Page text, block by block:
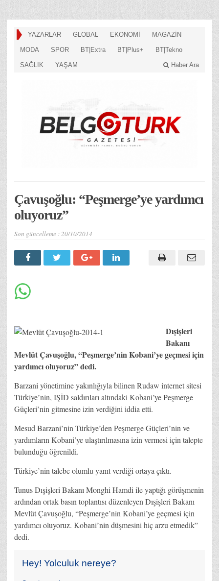
YAZARLAR GLOBAL EKONOMİ MAGAZİN
MODA SPOR BT|Extra BT|Plus+ BT|Tekno
SAĞLIK YAŞAM Haber Ara
Çavuşoğlu: “Peşmerge’ye yardımcı
oluyoruz”
Son güncelleme :20/10/2014
Dışişleri
Bakanı
Mevlüt Çavuşoğlu, “Peşmerge’nin Kobani’ye geçmesi için
yardımcı oluyoruz” dedi.
Barzani yönetimine yakınlığıyla bilinen Rudaw internet sitesi
Türkiye’nin, IŞİD saldırıları altındaki Kobani’ye Peşmerge
Güçleri’nin gitmesine izin verdiğini iddia etti.
Mesud Barzani’nin Türkiye’den Peşmerge Güçleri’nin ve
yardımların Kobani’ye ulaştırılmasına izin vermesi için talepte
bulunduğu öğrenildi.
Türkiye’nin talebe olumlu yanıt verdiği ortaya çıktı.
Tunus Dışişleri Bakanı Monghi Hamdi ile yaptığı görüşmenin
ardından ortak basın toplantısı düzenleyen Dışişleri Bakanı
Mevlüt Çavuşoğlu, “Peşmerge’nin Kobani’ye geçmesi için
yardımcı oluyoruz. Kobani’nin düşmesini hiç arzu etmedik”
dedi.
Hey! Yolculuk nereye?